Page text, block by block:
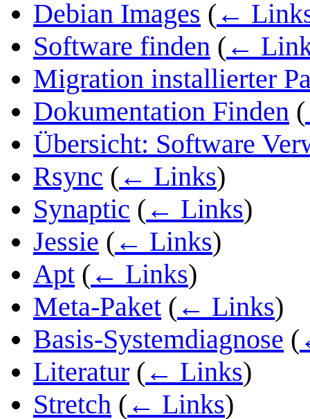
Debian Images ( ←
Software finden ( ←
Migration installierter
Dokumentation Finden (
Übersicht: Software
Rsync ( ← Links)
Synaptic ( ← Links)
Jessie ( ← Links)
Apt ( ← Links)
Meta-Paket ( ← Links)
Basis-Systemdiagnose (
Literatur ( ← Links)
Stretch ( ← Links)